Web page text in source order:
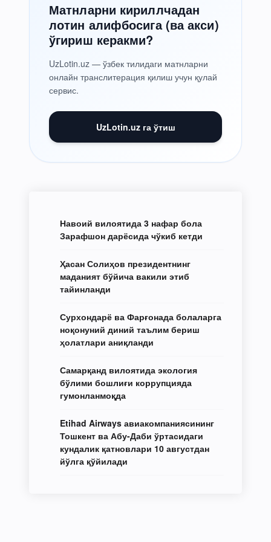
Матнларни кириллчадан
лотин алифбосига (ва акси)
ўгириш керакми?
UzLotin.uz — ўзбек тилидаги матнларни
онлайн транслитерация қилиш учун қулай
сервис.
UzLotin.uz га ўтиш
Навоий вилоятида 3 нафар бола
Зарафшон дарёсида чўкиб кетди
Ҳасан Солиҳов президентнинг
маданият бўйича вакили этиб
тайинланди
Сурхондарё ва Фарғонада болаларга
ноқонуний диний таълим бериш
ҳолатлари аниқланди
Самарқанд вилоятида экология
бўлими бошлиғи коррупцияда
гумонланмоқда
Etihad Airways авиакомпаниясининг
Тошкент ва Абу-Даби ўртасидаги
кундалик қатновлари 10 августдан
йўлга қўйилади